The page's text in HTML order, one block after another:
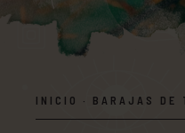
INICIO · BARAJAS DE